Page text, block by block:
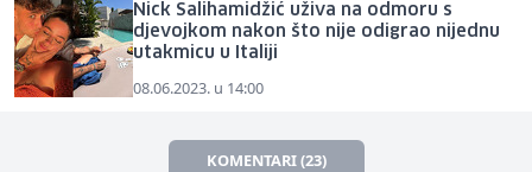
Nick Salihamidžić uživa na odmoru s
djevojkom nakon što nije odigrao nijednu
utakmicu u Italiji
08.06.2023. u 14:00
KOMENTARI (23)